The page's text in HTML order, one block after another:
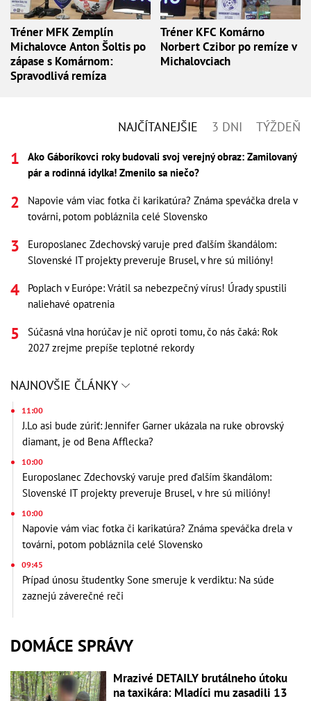
Tréner MFK Zemplín
Michalovce Anton Šoltis po
zápase s Komárnom:
Spravodlivá remíza
Tréner KFC Komárno
Norbert Czibor po remíze v
Michalovciach
NAJČÍTANEJŠIE 3 DNI TÝŽDEŇ
Ako Gáboríkovci roky budovali svoj verejný obraz: Zamilovaný
pár a rodinná idylka! Zmenilo sa niečo?
Napovie vám viac fotka či karikatúra? Známa speváčka drela v
továrni, potom pobláznila celé Slovensko
Europoslanec Zdechovský varuje pred ďalším škandálom:
Slovenské IT projekty preveruje Brusel, v hre sú milióny!
Poplach v Európe: Vrátil sa nebezpečný vírus! Úrady spustili
naliehavé opatrenia
Súčasná vlna horúčav je nič oproti tomu, čo nás čaká: Rok
2027 zrejme prepíše teplotné rekordy
NAJNOVŠIE ČLÁNKY
11:00
J.Lo asi bude zúriť: Jennifer Garner ukázala na ruke obrovský
diamant, je od Bena Afflecka?
10:00
Europoslanec Zdechovský varuje pred ďalším škandálom:
Slovenské IT projekty preveruje Brusel, v hre sú milióny!
10:00
Napovie vám viac fotka či karikatúra? Známa speváčka drela v
továrni, potom pobláznila celé Slovensko
09:45
Prípad únosu študentky Sone smeruje k verdiktu: Na súde
zaznejú záverečné reči
DOMÁCE SPRÁVY
Mrazivé DETAILY brutálneho útoku
na taxikára: Mladíci mu zasadili 13